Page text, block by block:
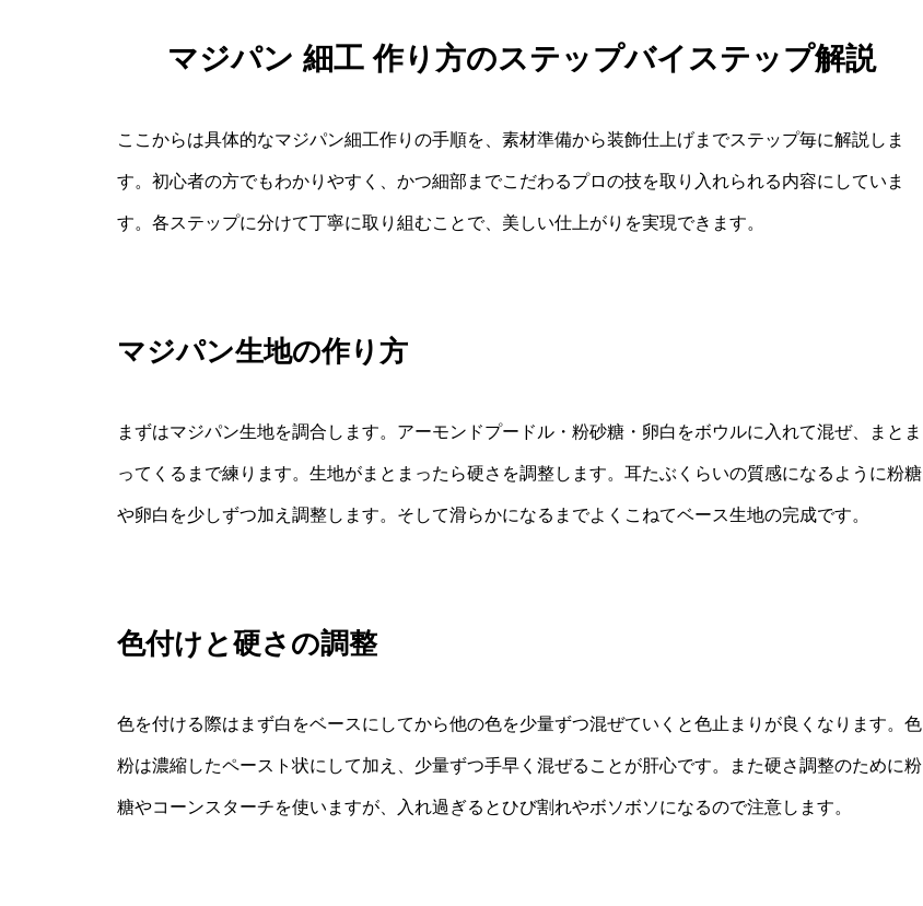
マジパン 細工 作り方のステップバイステップ解説
ここからは具体的なマジパン細工作りの手順を、素材準備から装飾仕上げまでステップ毎に解説しま
す。初心者の方でもわかりやすく、かつ細部までこだわるプロの技を取り入れられる内容にしていま
す。各ステップに分けて丁寧に取り組むことで、美しい仕上がりを実現できます。
マジパン生地の作り方
まずはマジパン生地を調合します。アーモンドプードル・粉砂糖・卵白をボウルに入れて混ぜ、まとま
ってくるまで練ります。生地がまとまったら硬さを調整します。耳たぶくらいの質感になるように粉糖
や卵白を少しずつ加え調整します。そして滑らかになるまでよくこねてベース生地の完成です。
色付けと硬さの調整
色を付ける際はまず白をベースにしてから他の色を少量ずつ混ぜていくと色止まりが良くなります。色
粉は濃縮したペースト状にして加え、少量ずつ手早く混ぜることが肝心です。また硬さ調整のために粉
糖やコーンスターチを使いますが、入れ過ぎるとひび割れやボソボソになるので注意します。